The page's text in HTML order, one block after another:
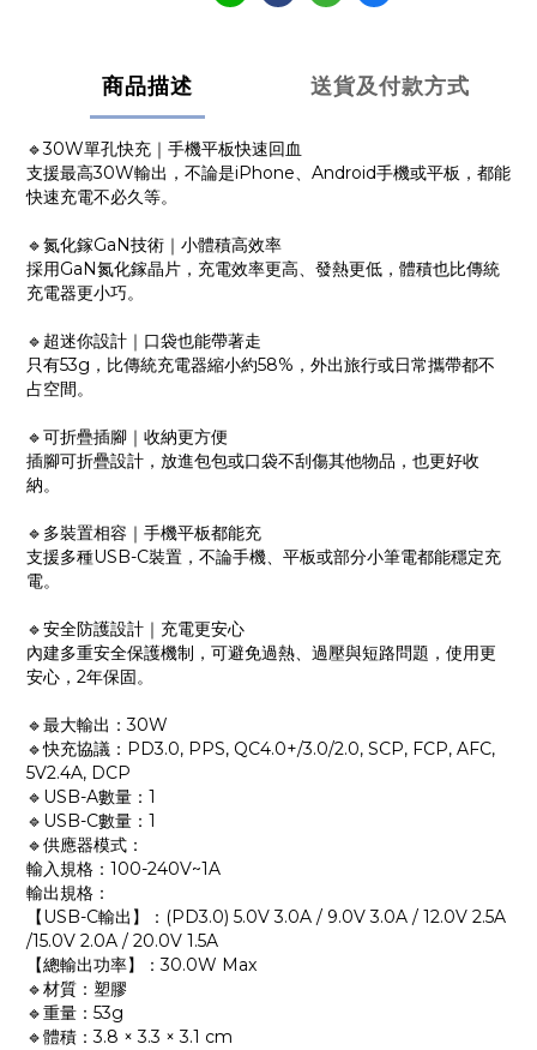
商品描述 送貨及付款方式
🔹30W單孔快充｜手機平板快速回血
支援最高30W輸出，不論是iPhone、Android手機或平板，都能
快速充電不必久等。
🔹氮化鎵GaN技術｜小體積高效率
採用GaN氮化鎵晶片，充電效率更高、發熱更低，體積也比傳統
充電器更小巧。
🔹超迷你設計｜口袋也能帶著走
只有53g，比傳統充電器縮小約58%，外出旅行或日常攜帶都不
占空間。
🔹可折疊插腳｜收納更方便
插腳可折疊設計，放進包包或口袋不刮傷其他物品，也更好收
納。
🔹多裝置相容｜手機平板都能充
支援多種USB-C裝置，不論手機、平板或部分小筆電都能穩定充
電。
🔹安全防護設計｜充電更安心
內建多重安全保護機制，可避免過熱、過壓與短路問題，使用更
安心，2年保固。
🔹最大輸出：30W
🔹快充協議：PD3.0, PPS, QC4.0+/3.0/2.0, SCP, FCP, AFC,
5V2.4A, DCP
🔹USB-A數量：1
🔹USB-C數量：1
🔹供應器模式：
輸入規格：100-240V~1A
輸出規格：
【USB-C輸出】：(PD3.0) 5.0V 3.0A / 9.0V 3.0A / 12.0V 2.5A
/15.0V 2.0A / 20.0V 1.5A
【總輸出功率】：30.0W Max
🔹材質：塑膠
🔹重量：53g
🔹體積：3.8 × 3.3 × 3.1 cm